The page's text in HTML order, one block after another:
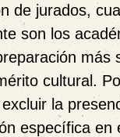
de jurados,
son los
más
cultural.
la
específica en